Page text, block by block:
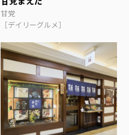
甘党
［デイリーグルメ］